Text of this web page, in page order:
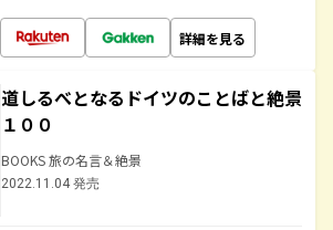
詳細を見る
道しるべとなるドイツのことばと絶景
１００
BOOKS 旅の名言＆絶景
2022.11.04 発売